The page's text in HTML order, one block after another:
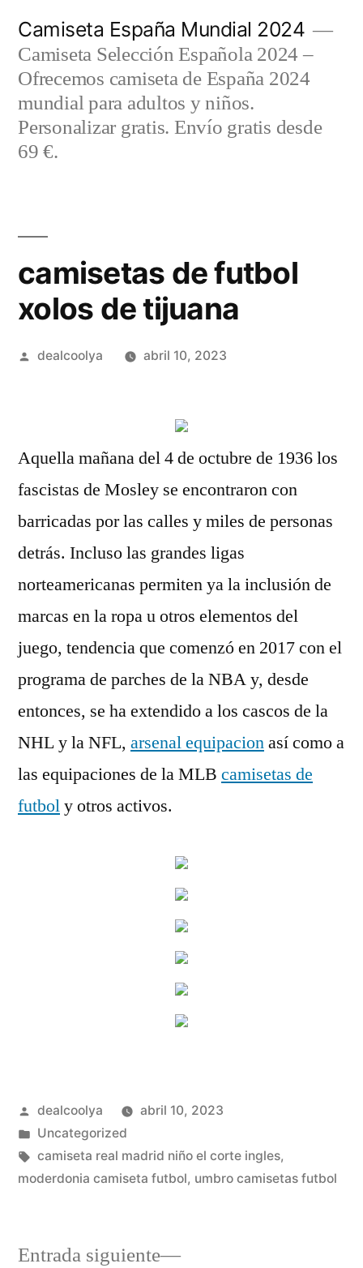
contenido
Camiseta España Mundial 2024
Camiseta Selección Española 2024 –
Ofrecemos camiseta de España 2024
mundial para adultos y niños.
Personalizar gratis. Envío gratis desde
69 €.
camisetas de futbol
xolos de tijuana
Publicado
dealcoolya abril 10, 2023
Aquella mañana del 4 de octubre de 1936 los
fascistas de Mosley se encontraron con
barricadas por las calles y miles de personas
detrás. Incluso las grandes ligas
norteamericanas permiten ya la inclusión de
marcas en la ropa u otros elementos del
juego, tendencia que comenzó en 2017 con el
programa de parches de la NBA y, desde
entonces, se ha extendido a los cascos de la
NHL y la NFL, arsenal equipacionasí como a
las equipaciones de la MLB camisetas de
futboly otros activos.
Publicado
por
dealcoolya
abril 10, 2023
Publicado
en
Uncategorized
Etiquetas:
camiseta real madrid niño el corte ingles,
moderdonia camiseta futbol, umbro camisetas futbol
Entrada siguiente
Entrada